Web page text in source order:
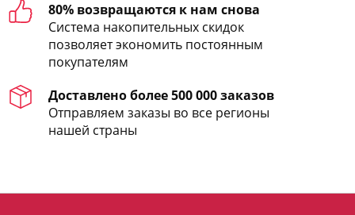
80% возвращаются к нам снова
Система накопительных скидок
позволяет экономить постоянным
покупателям
Доставлено более 500 000 заказов
Отправляем заказы во все регионы
нашей страны